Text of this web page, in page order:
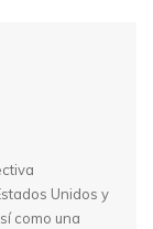
Unidos y
como una